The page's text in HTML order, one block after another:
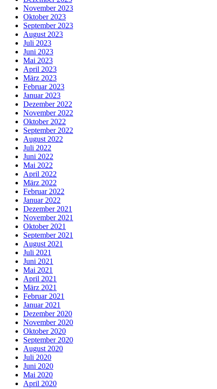
November 2023
Oktober 2023
September 2023
August 2023
Juli 2023
Juni 2023
Mai 2023
April 2023
März 2023
Februar 2023
Januar 2023
Dezember 2022
November 2022
Oktober 2022
September 2022
August 2022
Juli 2022
Juni 2022
Mai 2022
April 2022
März 2022
Februar 2022
Januar 2022
Dezember 2021
November 2021
Oktober 2021
September 2021
August 2021
Juli 2021
Juni 2021
Mai 2021
April 2021
März 2021
Februar 2021
Januar 2021
Dezember 2020
November 2020
Oktober 2020
September 2020
August 2020
Juli 2020
Juni 2020
Mai 2020
April 2020